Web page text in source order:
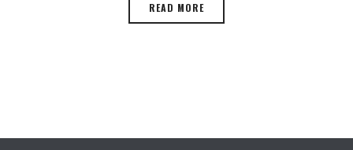
READ MORE